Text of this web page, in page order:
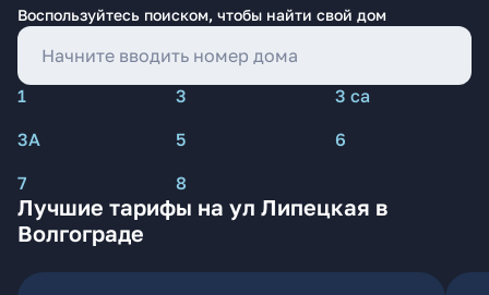
Воспользуйтесь поиском, чтобы найти свой дом
1 3
3 са
3А
5
6
7
8
Лучшие тарифы на ул Липецкая в
Волгограде